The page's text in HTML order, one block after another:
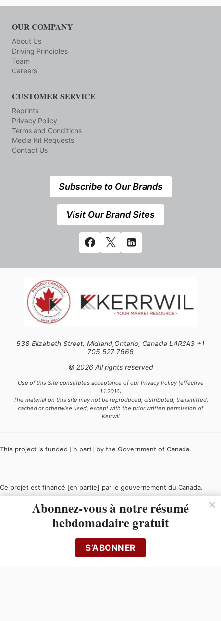
OUR COMPANY
About Us
Driving Principles
Team
Careers
CUSTOMER SERVICE
Reprints
Privacy Policy
Terms and Conditions
Media Kit Requests
Contact Us
Subscribe to Our Brands
Visit Our Brand Sites
538 Elizabeth Street, Midland,Ontario, Canada L4R2A3 +1
705 527 7666
© 2026 All rights reserved
Use of this Site constitutes acceptance of our Privacy Policy (effective
1.1.2016)
The material on this site may not be reproduced, distributed, transmitted,
cached or otherwise used, except with the prior written permission of
Kerrwil
This project is funded [in part] by the Government of Canada.
Ce projet est financé [en partie] par le gouvernement du Canada.
Abonnez-vous à notre résumé
hebdomadaire gratuit
S’ABONNER